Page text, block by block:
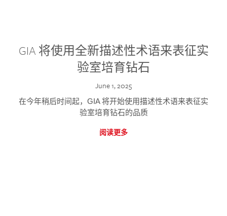
GIA 将使用全新描述性术语来表征实
验室培育钻石
June 1, 2025
在今年稍后时间起，GIA 将开始使用描述性术语来表征实
验室培育钻石的品质
阅读更多